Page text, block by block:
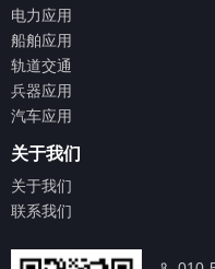
电力应用
船舶应用
轨道交通
兵器应用
汽车应用
关于我们
关于我们
联系我们